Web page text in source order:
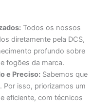
Todos os nossos
diretamente pela DCS,
profundo sobre
fogões da marca.
e Preciso: Sabemos que
Por isso, priorizamos um
eficiente, com técnicos